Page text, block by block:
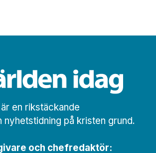
en rikstäckande
nyhets­­­tidning på kristen grund.
och chef­redaktör: